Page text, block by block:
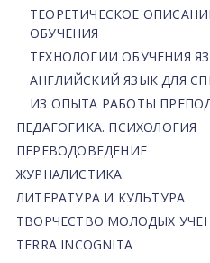
ТЕОРЕТИЧЕСКОЕ
ОБУЧЕНИЯ
ТЕХНОЛОГИИ ОБУЧЕНИЯ
АНГЛИЙСКИЙ ЯЗЫК ДЛЯ
ИЗ ОПЫТА РАБОТЫ
ПЕДАГОГИКА. ПСИХОЛОГИЯ
ПЕРЕВОДОВЕДЕНИЕ
ЖУРНАЛИСТИКА
ЛИТЕРАТУРА И КУЛЬТУРА
ТВОРЧЕСТВО МОЛОДЫХ
TERRA INCOGNITA